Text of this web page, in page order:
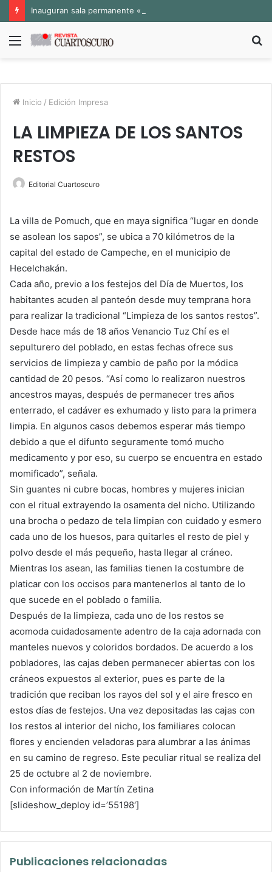
Menú
Inicio / Edición Impresa
LA LIMPIEZA DE LOS SANTOS
RESTOS
Editorial Cuartoscuro
La villa de Pomuch, que en maya significa “lugar en donde
se asolean los sapos”, se ubica a 70 kilómetros de la
capital del estado de Campeche, en el municipio de
Hecelchakán.
Cada año, previo a los festejos del Día de Muertos, los
habitantes acuden al panteón desde muy temprana hora
para realizar la tradicional “Limpieza de los santos restos”.
Desde hace más de 18 años Venancio Tuz Chí es el
sepulturero del poblado, en estas fechas ofrece sus
servicios de limpieza y cambio de paño por la módica
cantidad de 20 pesos. “Así como lo realizaron nuestros
ancestros mayas, después de permanecer tres años
enterrado, el cadáver es exhumado y listo para la primera
limpia. En algunos casos debemos esperar más tiempo
debido a que el difunto seguramente tomó mucho
medicamento y por eso, su cuerpo se encuentra en estado
momificado”, señala.
Sin guantes ni cubre bocas, hombres y mujeres inician
con el ritual extrayendo la osamenta del nicho. Utilizando
una brocha o pedazo de tela limpian con cuidado y esmero
cada uno de los huesos, para quitarles el resto de piel y
polvo desde el más pequeño, hasta llegar al cráneo.
Mientras los asean, las familias tienen la costumbre de
platicar con los occisos para mantenerlos al tanto de lo
que sucede en el poblado o familia.
Después de la limpieza, cada uno de los restos se
acomoda cuidadosamente adentro de la caja adornada con
manteles nuevos y coloridos bordados. De acuerdo a los
pobladores, las cajas deben permanecer abiertas con los
cráneos expuestos al exterior, pues es parte de la
tradición que reciban los rayos del sol y el aire fresco en
estos días de festejos. Una vez depositadas las cajas con
los restos al interior del nicho, los familiares colocan
flores y encienden veladoras para alumbrar a las ánimas
en su camino de regreso. Este peculiar ritual se realiza del
25 de octubre al 2 de noviembre.
Con información de Martín Zetina
[slideshow_deploy id=’55198′]
Publicaciones relacionadas